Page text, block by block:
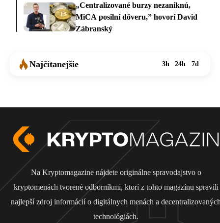
„Centralizované burzy nezaniknú,
MiCA posilní dôveru,” hovorí David
Zábranský
Najčítanejšie 3h 24h 7d
Na Kryptomagazine nájdete originálne spravodajstvo o
kryptomenách tvorené odborníkmi, ktorí z tohto magazínu spravili
najlepší zdroj informácií o digitálnych menách a
technológiách.